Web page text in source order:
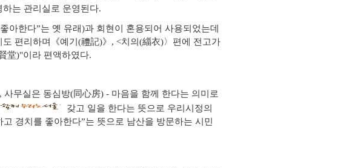
는 관리실로 운영된다.
아한다”는 옛 유래)과 회현이 혼용되어 사용되었는데
편리하며《예기(禮記)》, <치의 (緇衣)〉편에 전고가
堂)"이라 편액하였다.
사무실은 동심방(同心房) - 마음을 함께 한다는 의미로
갖고 일을 한다는 뜻으로 우리시정의
고 경치를 좋아한다”는 뜻으로 남산을 방문하는 시민